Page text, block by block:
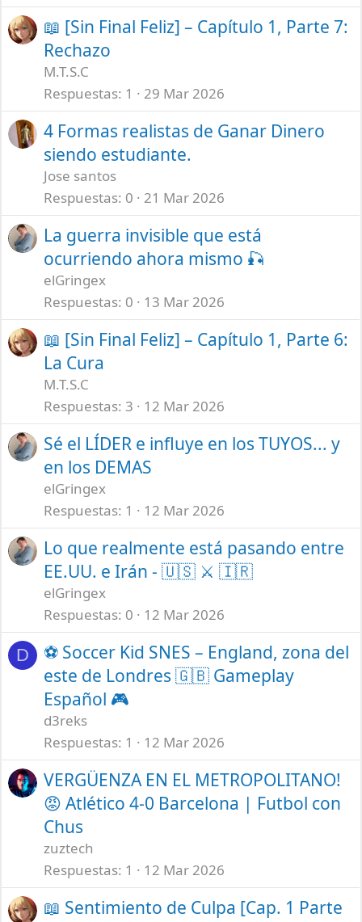
📖 [Sin Final Feliz] – Capítulo 1, Parte 7:
Rechazo
M.T.S.C
Respuestas 1 29 Mar 2026
4 Formas realistas de Ganar Dinero
siendo estudiante.
Jose santos
Respuestas 0 21 Mar 2026
La guerra invisible que está
ocurriendo ahora mismo 🎣
elGringex
Respuestas 0 13 Mar 2026
📖 [Sin Final Feliz] – Capítulo 1, Parte 6:
La Cura
M.T.S.C
Respuestas 3 12 Mar 2026
Sé el LÍDER e influye en los TUYOS... y
en los DEMAS
elGringex
Respuestas 1 12 Mar 2026
Lo que realmente está pasando entre
EE.UU. e Irán - 🇺🇸 ⚔️ 🇮🇷
elGringex
Respuestas 0 12 Mar 2026
D
⚽ Soccer Kid SNES – England, zona del
este de Londres 🇬🇧 Gameplay
Español 🎮
d3reks
Respuestas 1 12 Mar 2026
VERGÜENZA EN EL METROPOLITANO!
😡 Atlético 4-0 Barcelona | Futbol con
Chus
zuztech
Respuestas 1 12 Mar 2026
📖 Sentimiento de Culpa [Cap. 1 Parte